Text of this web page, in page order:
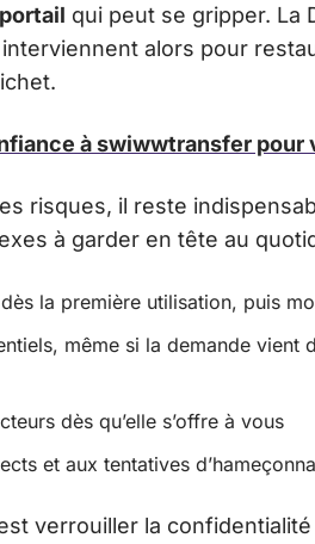
qui peut se gripper. La
interviennent alors pour
à swiwwtransfer pour
risques, il reste
à garder en tête au
la première utilisation, puis
même si la demande vient
dès qu’elle s’offre à vous
et aux tentatives
verrouiller la